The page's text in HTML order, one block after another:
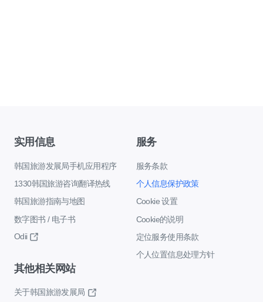
实用信息
韩国旅游发展局手机应用程序
1330韩国旅游咨询翻译热线
韩国旅游指南与地图
数字图书 / 电子书
Odii
服务
服务条款
个人信息保护政策
Cookie 设置
Cookie的说明
定位服务使用条款
个人位置信息处理方针
其他相关网站
关于韩国旅游发展局